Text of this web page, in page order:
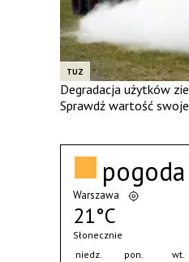
TUZ
Degradacja użytków
Sprawdź wartość
pogoda
Warszawa
21°C
Słonecznie
niedz.
pon. wt.